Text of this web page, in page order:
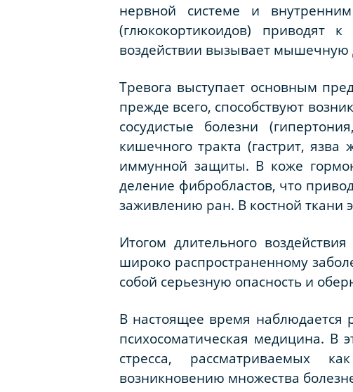
нервной системе и
(глюкокортикоидов) приводят
воздействии вызывает мышечную
Тревога выступает основным
прежде всего, способствуют
сосудистые болезни
кишечного тракта (гастрит,
иммунной защиты. В коже
деление фибробластов, что
заживлению ран. В костной ткани
Итогом длительного
широко распространенному
собой серьезную опасность и
В настоящее время наблюдается
психосоматическая медицина. В
стресса, рассматриваемых
возникновению множества